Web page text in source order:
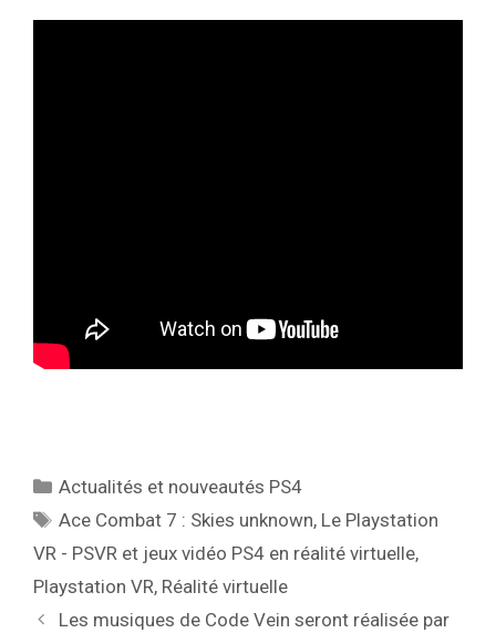
Catégories
Actualités et nouveautés PS4
Étiquettes
Ace Combat 7 : Skies unknown, Le Playstation
VR - PSVR et jeux vidéo PS4 en réalité virtuelle,
Playstation VR, Réalité virtuelle
Les musiques de Code Vein seront réalisée par